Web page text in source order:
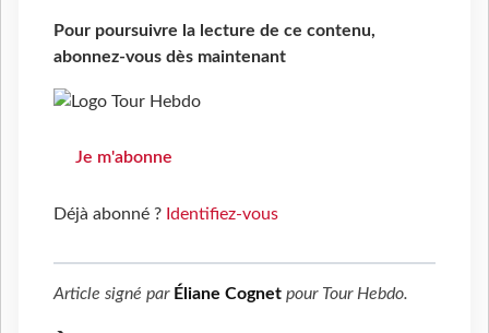
Pour poursuivre la lecture de ce contenu,
abonnez-vous dès maintenant
Je m'abonne
Déjà abonné ? Identifiez-vous
Article signé par Éliane Cognet pour Tour Hebdo.